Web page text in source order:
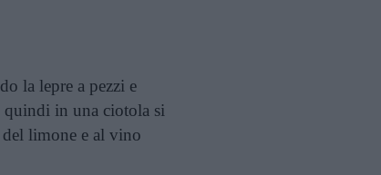
la lepre a pezzi e
quindi in una ciotola si
del limone e al vino